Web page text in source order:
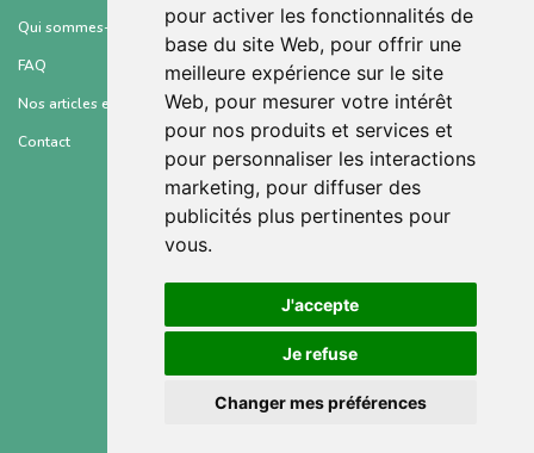
pour activer les fonctionnalités de
base du site Web, pour offrir une
meilleure expérience sur le site
Web, pour mesurer votre intérêt
pour nos produits et services et
pour personnaliser les interactions
marketing, pour diffuser des
publicités plus pertinentes pour
vous.
J'accepte
Je refuse
Changer mes préférences
Qui sommes-nous ?
FAQ
Nos articles et ressources
Contact
Conditions générales d’utilisation
Mentions légales
Gestion des cookies